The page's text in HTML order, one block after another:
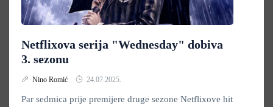
Netflixova serija "Wednesday" dobiva
3. sezonu
Nino Romić 24.07.2025.
Par sedmica prije premijere druge sezone Netflixove hit